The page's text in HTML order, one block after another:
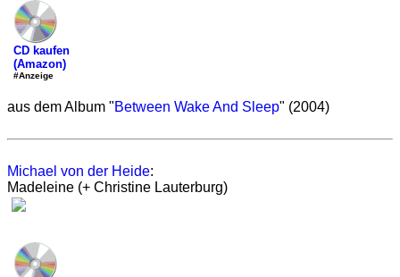
CD kaufen
(Amazon)
#Anzeige
aus dem Album "Between Wake And Sleep" (2004)
Michael von der Heide:
Madeleine (+ Christine Lauterburg)